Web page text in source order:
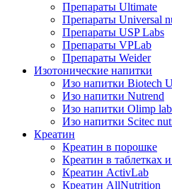
Препараты Ultimate
Препараты Universal
Препараты USP Labs
Препараты VPLab
Препараты Weider
Изотонические напитки
Изо напитки Biotech
Изо напитки Nutrend
Изо напитки Olimp
Изо напитки Scitec
Креатин
Креатин в порошке
Креатин в таблетках
Креатин ActivLab
Креатин AllNutrition